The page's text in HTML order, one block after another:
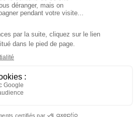
de confidentialité
générales d’utilisation
Plan du site
Crédits photos